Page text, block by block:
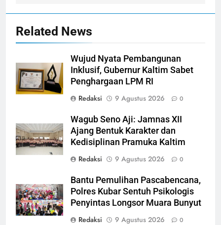
Related News
Wujud Nyata Pembangunan
Inklusif, Gubernur Kaltim Sabet
Penghargaan LPM RI
Redaksi
9 Agustus 2026 0
Wagub Seno Aji: Jamnas XII
Ajang Bentuk Karakter dan
Kedisiplinan Pramuka Kaltim
Redaksi
9 Agustus 2026 0
Bantu Pemulihan Pascabencana,
Polres Kubar Sentuh Psikologis
Penyintas Longsor Muara Bunyut
Redaksi
9 Agustus 2026 0